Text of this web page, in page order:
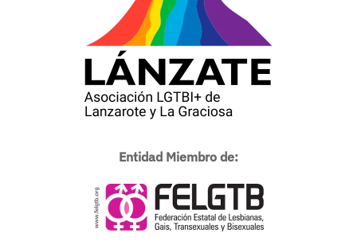
Entidad Miembro de: